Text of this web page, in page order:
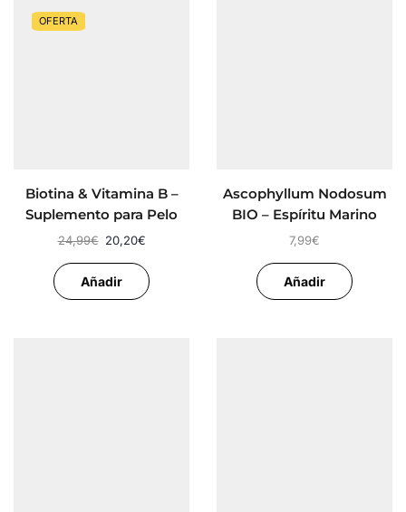
OFERTA
Biotina & Vitamina B –
Suplemento para Pelo
Perros y Gatos
24,99€ 20,20€
Añadir
Ascophyllum Nodosum
BIO – Espíritu Marino
7,99€
Añadir